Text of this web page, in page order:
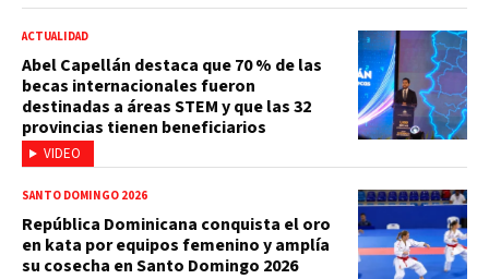
VIDEO
ACTUALIDAD
Abel Capellán destaca que 70 % de las
becas internacionales fueron
destinadas a áreas STEM y que las 32
provincias tienen beneficiarios
SANTO DOMINGO 2026
República Dominicana conquista el oro
en kata por equipos femenino y amplía
su cosecha en Santo Domingo 2026